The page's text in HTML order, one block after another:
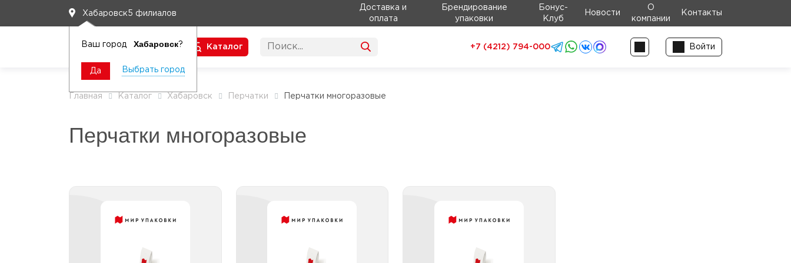
Хабаровск5 филиалов
Ваш город Хабаровск?
Да Выбрать город
Доставка и
оплата
Брендирование
упаковки
Бонус-
Клуб
Новости
О
компании
Контакты
Каталог +7 (4212) 794-000 Войти
Главная Каталог Хабаровск Перчатки Перчатки многоразовые
Перчатки многоразовые
хозяйственные без
Перчатки хозяйственные
хозяйственные с
Перчатки хозяйственные с